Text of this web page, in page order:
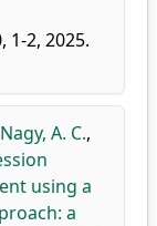
1-2, 2025.
Nagy, A. C.,
using a
a